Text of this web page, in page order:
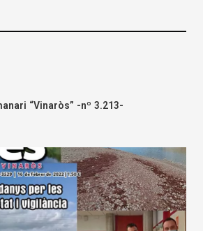
“Vinaròs” -nº 3.213-